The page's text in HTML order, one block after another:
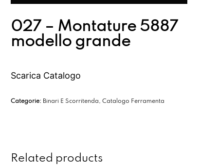
027 – Montature 5887
modello grande
Scarica Catalogo
Categorie: Binari E Scorritenda,Catalogo Ferramenta
Related products